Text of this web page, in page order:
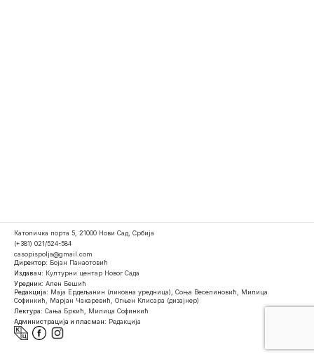
Католичка порта 5, 21000 Нови Сад, Србија
(+381) 021/524-584
casopispolja@gmail.com
Директор: Бојан Панаотовић
Издавач: Културни центар Новог Сада
Уредник: Ален Бешић
Редакција: Маја Ердељанин (ликовна уредница), Соња Веселиновић, Милица
Софинкић, Марјан Чакаревић, Огњен Клисара (дизајнер)
Лектура: Сања Бркић, Милица Софинкић
Администрација и пласман: Редакција